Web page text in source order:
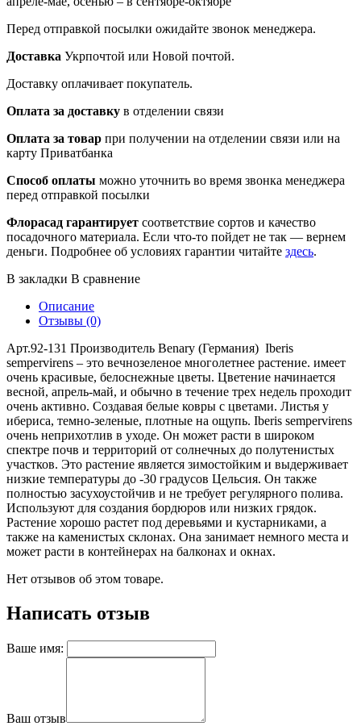
Перед отправкой посылки ожидайте звонок менеджера.
Доставка Укрпочтой или Новой почтой.
Доставку оплачивает покупатель.
Оплата за доставку в отделении связи
Оплата за товар при получении на отделении связи или на
карту Приватбанка
Способ оплаты можно уточнить во время звонка менеджера
перед отправкой посылки
Флорасад гарантирует соответствие сортов и качество
посадочного материала. Если что-то пойдет не так — вернем
деньги. Подробнее об условиях гарантии читайте здесь.
В закладки В сравнение
Описание
Отзывы (0)
Арт.92-131 Производитель Benary (Германия) Iberis
sempervirens – это вечнозеленое многолетнее растение. имеет
очень красивые, белоснежные цветы. Цветение начинается
весной, апрель-май, и обычно в течение трех недель проходит
очень активно. Создавая белые ковры с цветами. Листья у
ибериса, темно-зеленые, плотные на ощупь. Iberis sempervirens
очень неприхотлив в уходе. Он может расти в широком
спектре почв и территорий от солнечных до полутенистых
участков. Это растение является зимостойким и выдерживает
низкие температуры до -30 градусов Цельсия. Он также
полностью засухоустойчив и не требует регулярного полива.
Используют для создания бордюров или низких грядок.
Растение хорошо растет под деревьями и кустарниками, а
также на каменистых склонах. Она занимает немного места и
может расти в контейнерах на балконах и окнах.
Нет отзывов об этом товаре.
Написать отзыв
Ваше имя:
Ваш отзыв